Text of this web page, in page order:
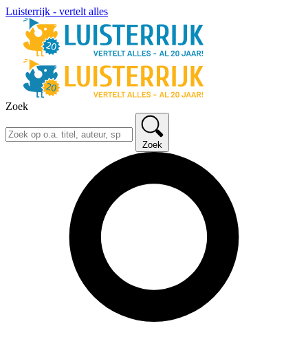
Luisterrijk - vertelt alles
Zoek
Zoek